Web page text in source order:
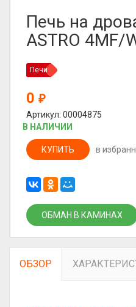
Печь на
ASTRO 4MF/
Печи
0 ₽
Артикул: 00004875
В НАЛИЧИИ
КУПИТЬ в
ОБМАН В КАМИНАХ
ОБЗОР